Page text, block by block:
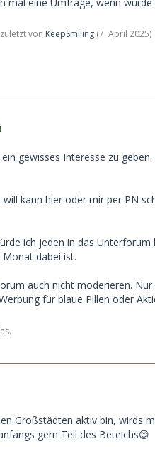
von KeepSmiling (7. April 2025)
gewisses Interesse zu
kann hier oder mir per PN
ich jeden in das
dabei ist.
auch nicht moderieren.
für blaue Pillen oder
Großstädten aktiv bin, wirds
gern Teil des Beteichs😊